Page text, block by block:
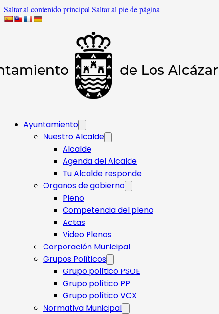
Saltar al contenido principal Saltar al pie de página
Ayuntamiento
Nuestro Alcalde
Alcalde
Agenda del Alcalde
Tu Alcalde responde​
Organos de gobierno
Pleno
Competencia del pleno
Actas
Video Plenos
Corporación Municipal
Grupos Políticos
Grupo político PSOE
Grupo político PP
Grupo político VOX
Normativa Municipal